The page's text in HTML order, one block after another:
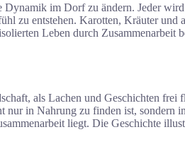
im Dorf zu ändern. Jeder
zu entstehen. Karotten, Kräuter
Leben durch
als Lachen und Geschichten
nur in Nahrung zu finden ist,
liegt. Die Geschichte